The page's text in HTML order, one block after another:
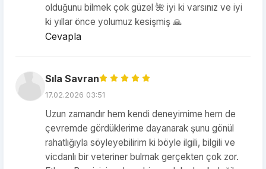
olduğunu bilmek çok güzel 🌺 iyi ki varsınız ve iyi
ki yıllar önce yolumuz kesişmiş 🙏
Cevapla
Sıla Savran
17.02.2026 03:51
Uzun zamandır hem kendi deneyimime hem de
çevremde gördüklerime dayanarak şunu gönül
rahatlığıyla söyleyebilirim ki böyle ilgili, bilgili ve
vicdanlı bir veteriner bulmak gerçekten çok zor.